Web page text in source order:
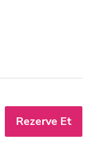
Rezerve Et